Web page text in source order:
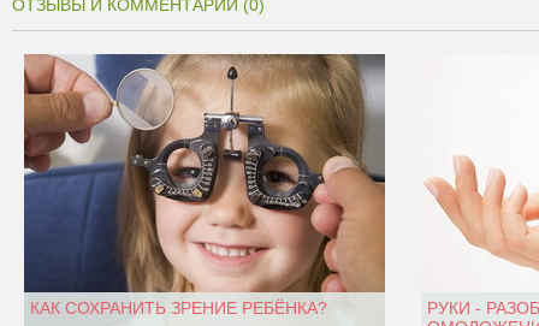
ОТЗЫВЫ И КОММЕНТАРИИ (0)
КАК СОХРАНИТЬ ЗРЕНИЕ РЕБЁНКА?
РУКИ -